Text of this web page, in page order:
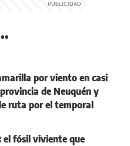
por viento en casi
de Neuquén y
ruta por el temporal
el fósil viviente que